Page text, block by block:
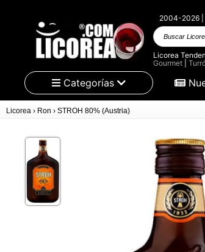
2004-2026 |
Buscar
Licorea
Gourmet|
Categorías
Licorea › Ron › STROH 80% (Austria)